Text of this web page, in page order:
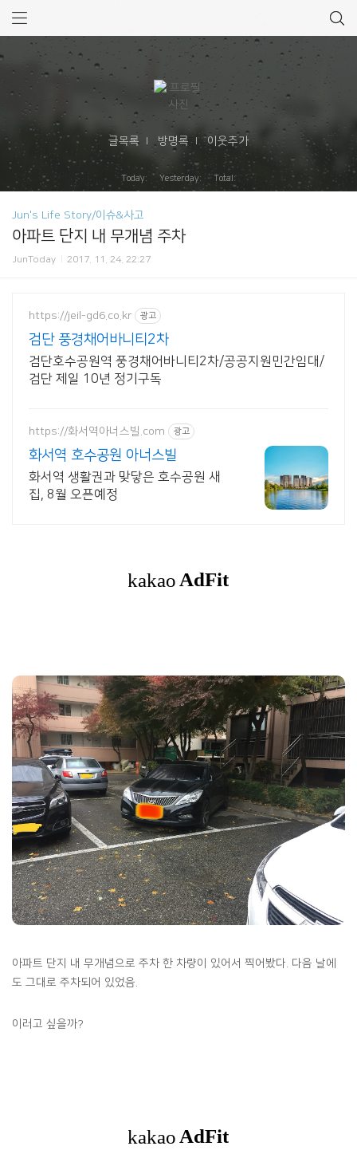
글목록 방명록 이웃추가
Today: Yesterday: Total:
Jun's Life Story/이슈&사고
아파트 단지 내 무개념 주차
JunToday 2017. 11. 24. 22:27
https://jeil-gd6.co.kr 광고
검단 풍경채어바니티2차
검단호수공원역 풍경채어바니티2차/공공지원민간임대/
검단 제일 10년 정기구독
https://화서역아너스빌.com 광고
화서역 호수공원 아너스빌
화서역 생활권과 맞닿은 호수공원 새
집, 8월 오픈예정
아파트 단지 내 무개념으로 주차 한 차량이 있어서 찍어봤다. 다음 날에
도 그대로 주차되어 있었음.
이러고 싶을까?